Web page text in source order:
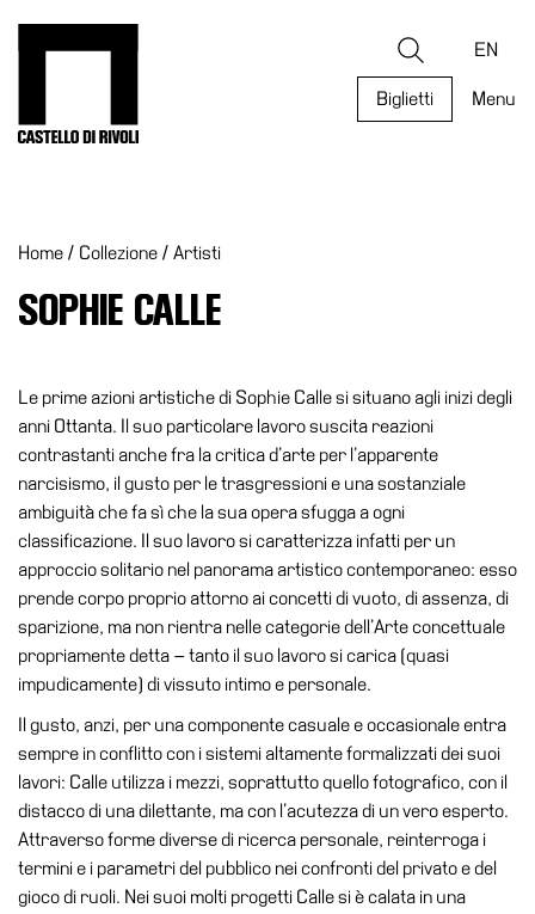
Ricerca EN
Biglietti Menu
Eventi
Archivi
del
Cosmo
Digitale
Collezione
Accessibilità
Educazione
Educazione
News
Dipartimento
Educazione
Formazione
Ricerca
Famiglie
Scuole
Visite
Home / Collezione / Artisti
SOPHIE CALLE
Le prime azioni artistiche di Sophie Calle si situano agli inizi degli
anni Ottanta. Il suo particolare lavoro suscita reazioni
contrastanti anche fra la critica d’arte per l’apparente
narcisismo, il gusto per le trasgressioni e una sostanziale
ambiguità che fa sì che la sua opera sfugga a ogni
classificazione. Il suo lavoro si caratterizza infatti per un
approccio solitario nel panorama artistico contemporaneo: esso
prende corpo proprio attorno ai concetti di vuoto, di assenza, di
sparizione, ma non rientra nelle categorie dell’Arte concettuale
propriamente detta – tanto il suo lavoro si carica (quasi
impudicamente) di vissuto intimo e personale.
Il gusto, anzi, per una componente casuale e occasionale entra
sempre in conflitto con i sistemi altamente formalizzati dei suoi
lavori: Calle utilizza i mezzi, soprattutto quello fotografico, con il
distacco di una dilettante, ma con l’acutezza di un vero esperto.
Attraverso forme diverse di ricerca personale, reinterroga i
termini e i parametri del pubblico nei confronti del privato e del
gioco di ruoli. Nei suoi molti progetti Calle si è calata in una